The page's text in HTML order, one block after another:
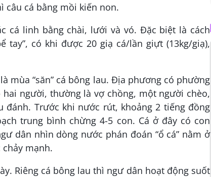
câu cá bằng mồi kiến non.
cá linh bằng chài, lưới và vó. Đặc biệt là cách
có khi được 20 giạ cá/lần giựt (13kg/giạ),
mùa “săn” cá bông lau. Địa phương có phường
người, thường là vợ chồng, một người chèo,
Trước khi nước rút, khoảng 2 tiếng đồng
trung bình chừng 4-5 con. Cá ở đây có con
dân nhìn dòng nước phán đoán “ổ cá” nằm ở
mạnh.
Riêng cá bông lau thì ngư dân hoạt động suốt